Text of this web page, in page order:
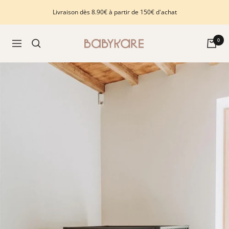
Livraison dès 8.90€ à partir de 150€ d'achat
Navigation
Babykare
pour
la
Chambre
bébé,
besoin
0